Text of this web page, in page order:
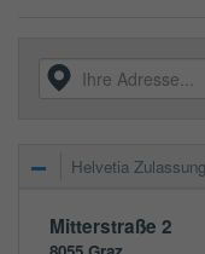
Helvetia
Mitterstraße 2